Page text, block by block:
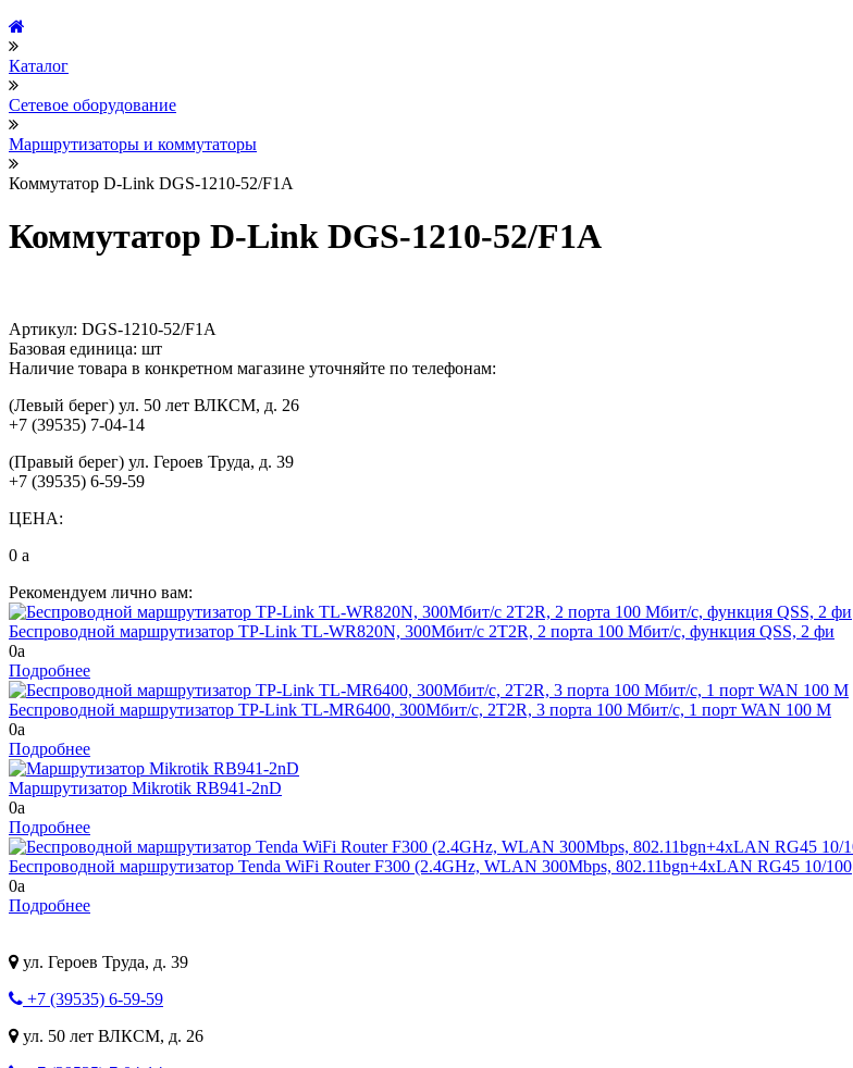
Каталог
Сетевое оборудование
Маршрутизаторы и коммутаторы
Коммутатор D-Link DGS-1210-52/F1A
Коммутатор D-Link DGS-1210-52/F1A
Артикул: DGS-1210-52/F1A
Базовая единица: шт
Наличие товара в конкретном магазине уточняйте по телефонам:
(Левый берег) ул. 50 лет ВЛКСМ, д. 26
+7 (39535) 7-04-14
(Правый берег) ул. Героев Труда, д. 39
+7 (39535) 6-59-59
ЦЕНА:
0 a
Рекомендуем лично вам:
Беспроводной маршрутизатор TP-Link TL-WR820N, 300Мбит/с 2T2R, 2 порта 100 Мбит/с, функция QSS, 2 фи
0a
Подробнее
Беспроводной маршрутизатор TP-Link TL-MR6400, 300Мбит/с, 2T2R, 3 порта 100 Мбит/с, 1 порт WAN 100 М
0a
Подробнее
Маршрутизатор Mikrotik RB941-2nD
0a
Подробнее
Беспроводной маршрутизатор Tenda WiFi Router F300 (2.4GHz, WLAN 300Mbps, 802.11bgn+4xLAN RG45 10/100
0a
Подробнее
ул. Героев Труда, д. 39
+7 (39535) 6-59-59
ул. 50 лет ВЛКСМ, д. 26